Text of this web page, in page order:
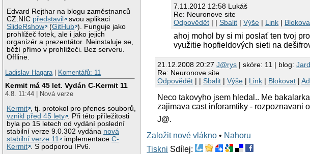
Edvard Rejthar na blogu zaměstnanců
CZ.NIC představil
svou aplikaci
SlideRshow
(GitHub ). Funguje jako
prohlížeč fotek, ale i jako jejich
organizér a prezentátor. Neinstaluje se,
běží přímo v prohlížeči. Bez serveru.
Offline.
Ladislav Hagara | Komentářů: 11
Kermit má 45 let. Vydán C-Kermit 11
4.8. 11:44 | Nová verze
Kermit , tj. protokol pro přenos souborů,
vznikl před 45 lety . Při této příležitosti
byla po 15 letech od vydání poslední
stabilní verze 9.0.302 vydána nová
stabilní verze 11
implementaceC-
Kermit . S podporou IPv6.
7.11.2012 12:58 Lukáš
Re: Neuronove site
Odpovědět | |Sbalit |Výše | Link |
ahoj mohol by si mi poslať ten tvoj
využitie hopfieldových sieti na
21.12.2008 20:27J@rys | skóre: 11 | blog:
Re: Neuronove site
Odpovědět | |Sbalit |Výše | Link | Blokovat |
Neco takovyho jsem hledal.. Me
zajimava cast inforamtiky - rozpoznavani
J@.
Založit nové vlákno • Nahoru
Tiskni Sdílej: